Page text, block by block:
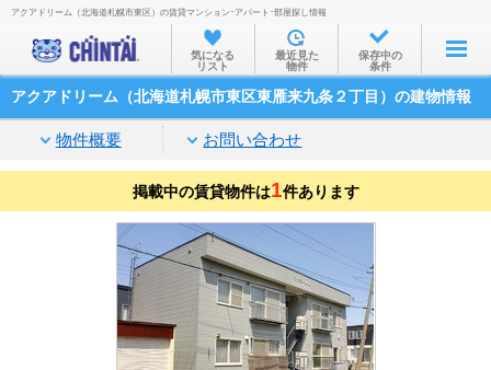
お部屋を探す
沿線・駅から
家賃相場から
通勤通学時間から
物件特集から
不動産会社から
TOP
アクアドリーム（北海道札幌市東区）の賃貸マンション･アパート･部屋探し情報
気になる
リスト
最近見た
物件
保存中の
条件
アクアドリーム（北海道札幌市東区東雁来九条２丁目）の建物情報
物件概要 お問い合わせ
掲載中の賃貸物件は1件あります